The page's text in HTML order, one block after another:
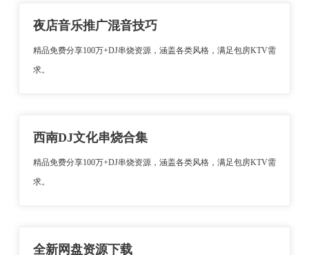
夜店音乐推广混音技巧
精品免费分享100万+DJ串烧资源，涵盖各类风格，满足包房KTV需
求。
西南DJ文化串烧合集
精品免费分享100万+DJ串烧资源，涵盖各类风格，满足包房KTV需
求。
全新网盘资源下载